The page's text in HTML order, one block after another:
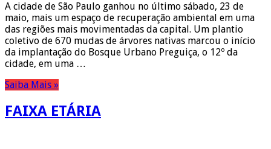
A cidade de São Paulo ganhou no último sábado, 23 de
maio, mais um espaço de recuperação ambiental em uma
das regiões mais movimentadas da capital. Um plantio
coletivo de 670 mudas de árvores nativas marcou o início
da implantação do Bosque Urbano Preguiça, o 12º da
cidade, em uma …
Saiba Mais »
FAIXA ETÁRIA